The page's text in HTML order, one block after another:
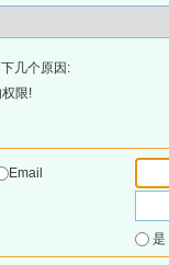
几个原因:
限!
Email